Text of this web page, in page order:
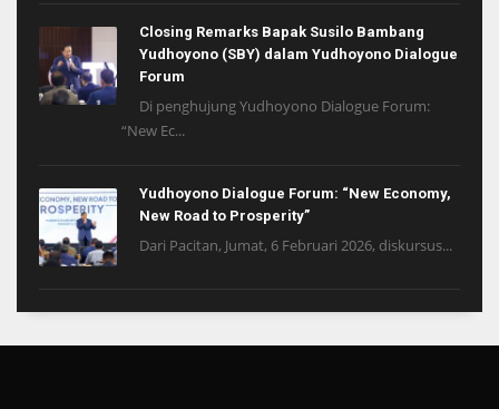
Closing Remarks Bapak Susilo Bambang
Yudhoyono (SBY) dalam Yudhoyono Dialogue
Forum
Di penghujung Yudhoyono Dialogue Forum:
“New Ec...
Yudhoyono Dialogue Forum: “New Economy,
New Road to Prosperity”
Dari Pacitan, Jumat, 6 Februari 2026, diskursus...